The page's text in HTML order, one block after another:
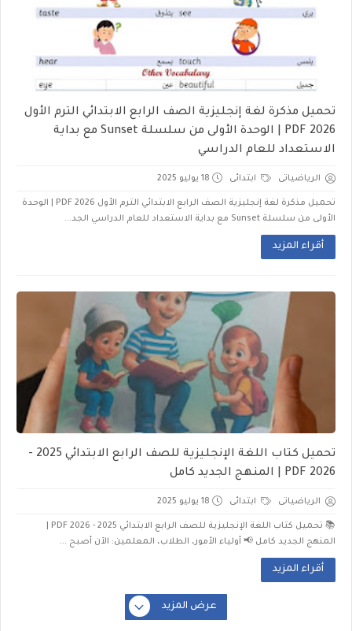
تحميل مذكرة لغة إنجليزية الصف الرابع الابتدائي الترم الأول
2026 PDF | الوحدة الأولى من سلسلة Sunset مع بداية
الاستعداد للعام الدراسي
الرياضياتى ابتدائى 18 يوليو 2025
تحميل مذكرة لغة إنجليزية الصف الرابع الابتدائي الترم الأول 2026 PDF | الوحدة
الأولى من سلسلة Sunset مع بداية الاستعداد للعام الدراسي الجد...
أقراء المزيد
تحميل كتاب اللغة الإنجليزية للصف الرابع الابتدائي 2025 -
2026 PDF | المنهج الجديد كامل
الرياضياتى ابتدائى 18 يوليو 2025
📚 تحميل كتاب اللغة الإنجليزية للصف الرابع الابتدائي 2025 - 2026 PDF |
المنهج الجديد كامل 📢 أولياء الأمور، الطلاب، المعلمين: الآن أصبح ...
أقراء المزيد
عرض المزيد